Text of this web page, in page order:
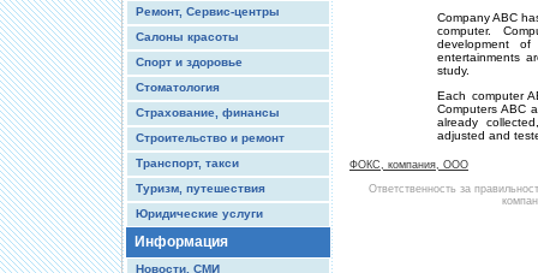
Ремонт, Сервис-центры
Салоны красоты
Спорт и здоровье
Стоматология
Страхование, финансы
Строительство и ремонт
Транспорт, такси
Туризм, путешествия
Юридические услуги
Информация
Новости, СМИ
Company ABC
computer.
development of
entertainments
study.
Each computer
Computers ABC
already
adjusted and
ФОКС, компания, ООО
Ответственность за